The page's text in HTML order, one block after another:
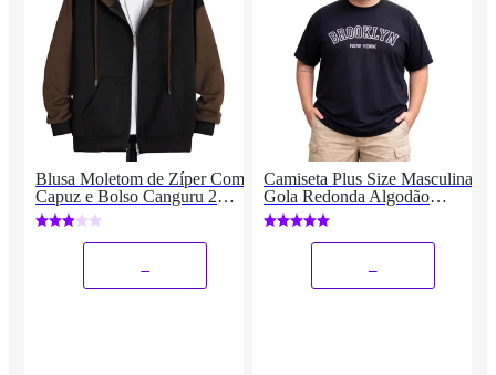
Blusa Moletom de Zíper Com
Capuz e Bolso Canguru 2
Cores Estilo Casual Masculino
Liso
Camiseta Plus Size Masculina
Gola Redonda Algodão
Estampado